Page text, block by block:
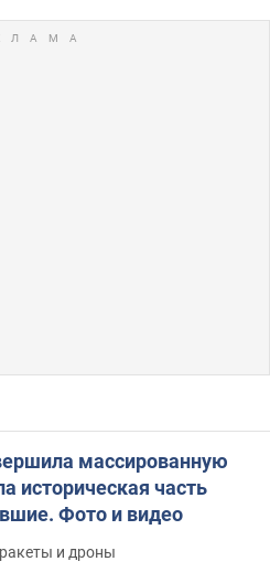
массированную
историческая часть
Фото и видео
и дроны